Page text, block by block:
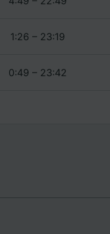
1:26 – 23:19
0:49 – 23:42